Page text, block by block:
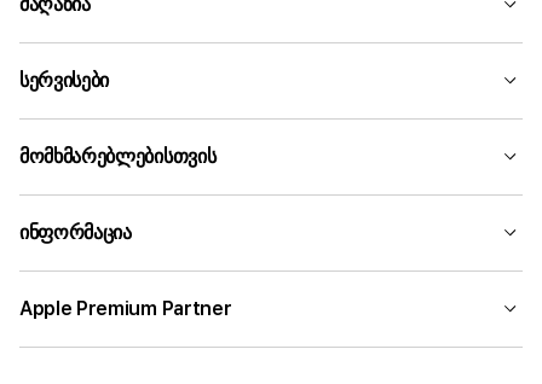
სერვისები
მომხმარებლებისთვის
ინფორმაცია
Apple Premium Partner